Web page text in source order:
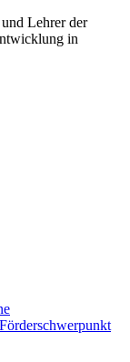
Lehrer der
in